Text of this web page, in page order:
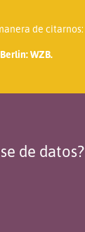
de citarnos:
WZB.
de datos?